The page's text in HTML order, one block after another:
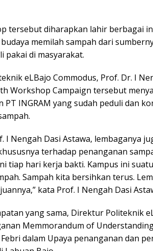
tersebut diharapkan lahir berbagai
memilah sampah dari
pakai di masyarakat.
eLBajo Commodus, Prof. Dr. I
Workshop Campaign tersebut
PT INGRAM yang sudah peduli dan
I Nengah Dasi Astawa, lembaganya
terhadap penanganan
tiap hari kerja bakti. Kampus ini
Sampah kita bersihkan terus.
kata Prof. I Nengah Dasi
yang sama, Direktur Politeknik
Memmorandum of
Febri dalam Upaya penanganan dan